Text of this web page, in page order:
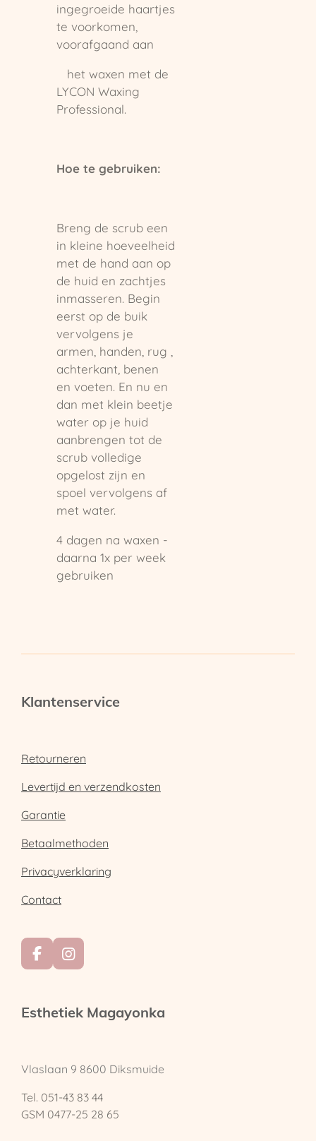
ingegroeide haartjes
te voorkomen,
voorafgaand aan
het waxen met de
LYCON Waxing
Professional.
Hoe te gebruiken:
Breng de scrub een
in kleine hoeveelheid
met de hand aan op
de huid en zachtjes
inmasseren. Begin
eerst op de buik
vervolgens je
armen, handen, rug ,
achterkant, benen
en voeten. En nu en
dan met klein beetje
water op je huid
aanbrengen tot de
scrub volledige
opgelost zijn en
spoel vervolgens af
met water.
4 dagen na waxen -
daarna 1x per week
gebruiken
Klantenservice
Retourneren
Levertijd en verzendkosten
Garantie
Betaalmethoden
Privacyverklaring
Contact
F
a
b
I
n
a
m
Esthetiek Magayonka
Vlaslaan 9 8600 Diksmuide
Tel. 051-43 83 44
GSM 0477-25 28 65